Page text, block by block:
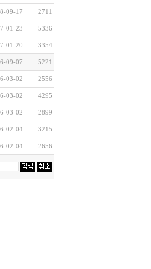
09-17 2711
01-23 5336
01-20 3354
09-07 5221
03-02 2556
03-02 4295
03-02 2899
02-04 3215
02-04 2656